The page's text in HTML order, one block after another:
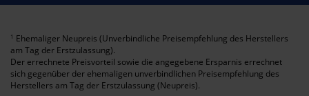
1 Ehemaliger Neupreis (Unverbindliche Preisempfehlung des Herstellers
am Tag der Erstzulassung).
Der errechnete Preisvorteil sowie die angegebene Ersparnis errechnet
sich gegenüber der ehemaligen unverbindlichen Preisempfehlung des
Herstellers am Tag der Erstzulassung (Neupreis).